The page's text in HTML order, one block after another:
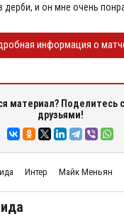
дерби, и он мне очень
информация о
материал? Поделитесь
друзьями!
Интер Майк Меньян